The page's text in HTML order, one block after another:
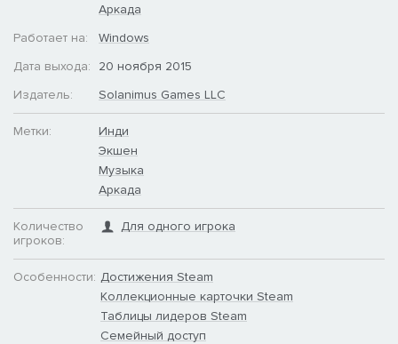
Аркада
Работает на:
Windows
Дата выхода:
20 ноября 2015
Издатель:
Solanimus Games LLC
Метки:
Инди
Экшен
Музыка
Аркада
Количество
игроков:
Для одного игрока
Особенности: Достижения Steam
Коллекционные карточки Steam
Таблицы лидеров Steam
Семейный доступ